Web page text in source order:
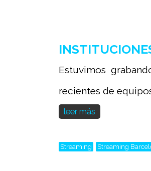
Estuvimos
recientes de
leer más
Streaming Streaming